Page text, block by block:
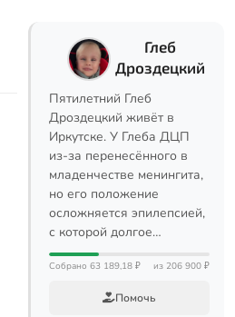
Глеб
Дроздецкий
Пятилетний Глеб
Дроздецкий живёт в
Иркутске. У Глеба ДЦП
из-за перенесённого в
младенчестве менингита,
но его положение
осложняется эпилепсией,
с которой долгое…
Собрано 63 189,18 ₽ из 206 900 ₽
Помочь